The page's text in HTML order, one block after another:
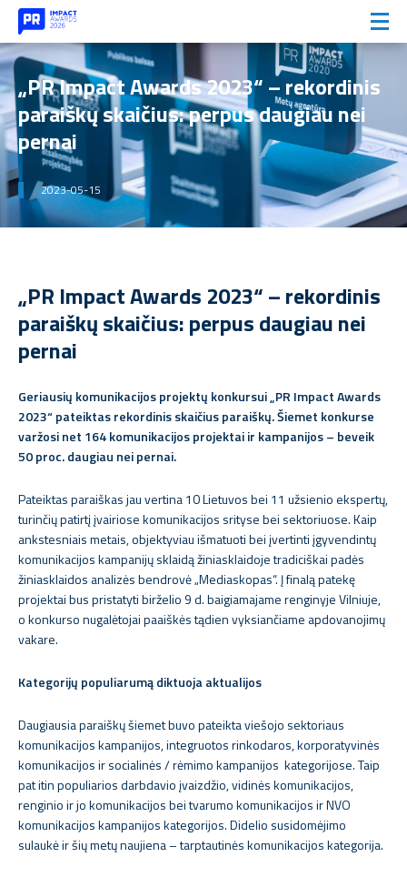
„PR Impact Awards 2023“ – rekordinis
paraiškų skaičius: perpus daugiau nei
pernai
2023-05-15
„PR Impact Awards 2023“ – rekordinis
paraiškų skaičius: perpus daugiau nei
pernai
Geriausių komunikacijos projektų konkursui „PR Impact Awards
2023“ pateiktas rekordinis skaičius paraiškų. Šiemet konkurse
varžosi net 164 komunikacijos projektai ir kampanijos – beveik
50 proc. daugiau nei pernai.
Pateiktas paraiškas jau vertina 10 Lietuvos bei 11 užsienio ekspertų,
turinčių patirtį įvairiose komunikacijos srityse bei sektoriuose. Kaip
ankstesniais metais, objektyviau išmatuoti bei įvertinti įgyvendintų
komunikacijos kampanijų sklaidą žiniasklaidoje tradiciškai padės
žiniasklaidos analizės bendrovė „Mediaskopas“. Į finalą patekę
projektai bus pristatyti birželio 9 d. baigiamajame renginyje Vilniuje,
o konkurso nugalėtojai paaiškės tądien vyksiančiame apdovanojimų
vakare.
Kategorijų populiarumą diktuoja aktualijos
Daugiausia paraiškų šiemet buvo pateikta viešojo sektoriaus
komunikacijos kampanijos, integruotos rinkodaros, korporatyvinės
komunikacijos ir socialinės / rėmimo kampanijos kategorijose. Taip
pat itin populiarios darbdavio įvaizdžio, vidinės komunikacijos,
renginio ir jo komunikacijos bei tvarumo komunikacijos ir NVO
komunikacijos kampanijos kategorijos. Didelio susidomėjimo
sulaukė ir šių metų naujiena – tarptautinės komunikacijos kategorija.